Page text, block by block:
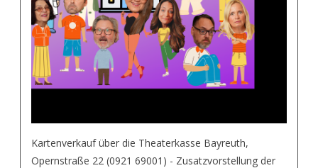
Kartenverkauf über die Theaterkasse Bayreuth,
Opernstraße 22 (0921 69001) - Zusatzvorstellung der